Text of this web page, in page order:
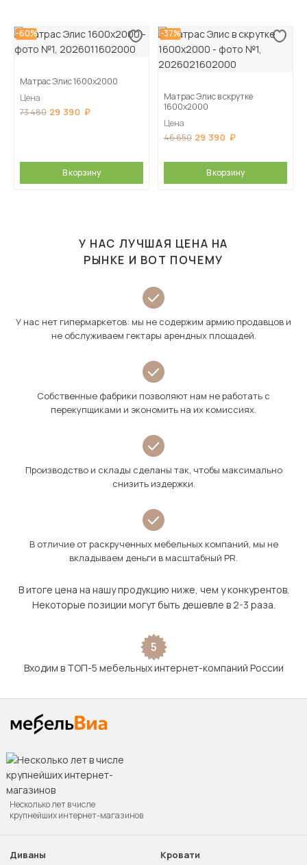
-60%
Матрас Элис 1600х2000
Цена
73 480 29 390
В корзину
-37%
Матрас Элис в скрутке
1600х2000
Цена
46 650 29 390
В корзину
У НАС ЛУЧШАЯ ЦЕНА НА
РЫНКЕ И ВОТ ПОЧЕМУ
У нас нет гипермаркетов: мы не содержим армию продавцов и
не обслуживаем гектары арендных площадей.
Собственные фабрики позволяют нам не работать с
перекупщиками и экономить на их комиссиях.
Производство и склады сделаны так, чтобы максимально
снизить издержки.
В отличие от раскрученных мебельных компаний, мы не
вкладываем деньги в масштабный PR.
В итоге цена на нашу продукцию ниже, чем у конкурентов.
Некоторые позиции могут быть дешевле в 2-3 раза.
5
Входим в ТОП-5 мебельных интернет-компаний России
Несколько лет в числе
крупнейших интернет-магазинов
Диваны
Кровати